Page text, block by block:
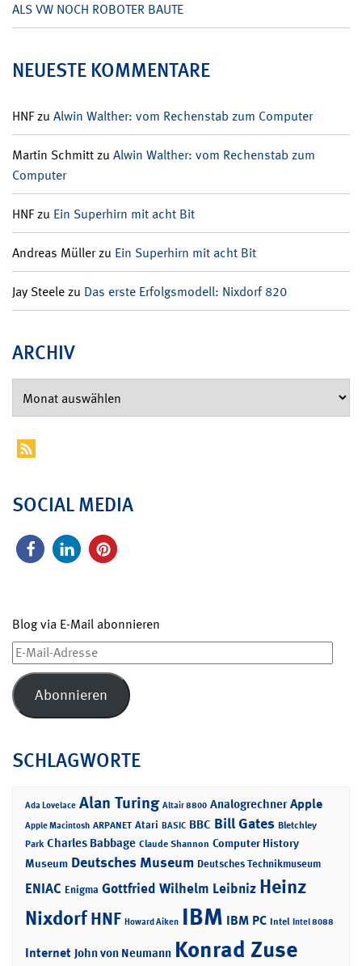
ALS VW NOCH ROBOTER BAUTE
NEUESTE KOMMENTARE
HNFzu Alwin Walther: vom Rechenstab zum Computer
Martin Schmittzu Alwin Walther: vom Rechenstab zum
Computer
HNFzu Ein Superhirn mit acht Bit
Andreas Müllerzu Ein Superhirn mit acht Bit
Jay Steelezu Das erste Erfolgsmodell: Nixdorf 820
ARCHIV
SOCIAL MEDIA
Blog via E-Mail abonnieren
E-
Mail-
Adresse
Abonnieren
SCHLAGWORTE
Ada Lovelace Alan Turing Altair 8800 Analogrechner Apple
Apple Macintosh ARPANET Atari BASIC BBC Bill Gates Bletchley
Park Charles Babbage Claude Shannon Computer History
Museum Deutsches Museum Deutsches Technikmuseum
ENIAC Enigma Gottfried Wilhelm Leibniz Heinz
NixdorfHNF Howard Aiken IBM IBM PC Intel Intel 8088
Internet John von Neumann Konrad Zuse